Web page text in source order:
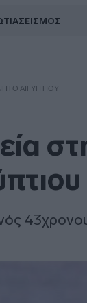
ΣΕΙΣΜΟΣ
ΑΙΓΎΠΤΙΟΥ